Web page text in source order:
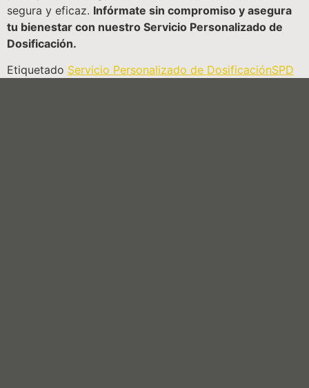
segura y eficaz. Infórmate sin compromiso y asegura
tu bienestar con nuestro Servicio Personalizado de
Dosificación.
Etiquetado Servicio Personalizado de DosificaciónSPD